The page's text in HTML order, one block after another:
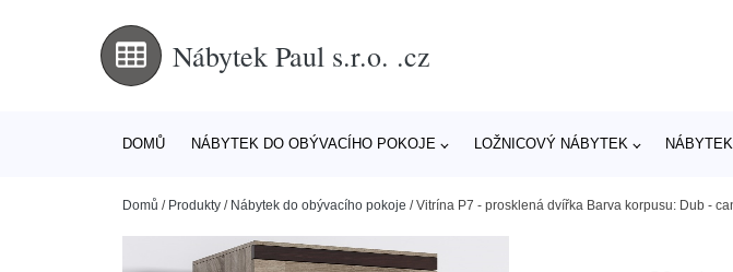
Nábytek Paul s.r.o. .cz
DOMŮ NÁBYTEK DO OBÝVACÍHO POKOJE LOŽNICOVÝ NÁBYTEK
Domů / Produkty / Nábytek do obývacího pokoje /Vitrína P7 - prosklená dvířka Barva korpusu: Dub -